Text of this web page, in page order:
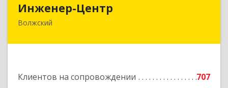
Инженер-Центр
Волжский
Клиентов на сопровождении
707
404120, Волгоградская обл, Волжский г, им